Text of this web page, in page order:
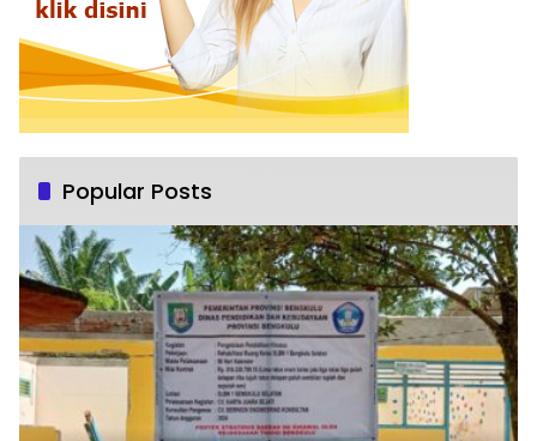
Popular Posts